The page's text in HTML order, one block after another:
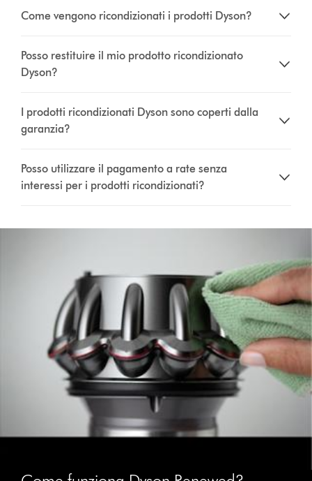
Come vengono ricondizionati i prodotti Dyson?
Posso restituire il mio prodotto ricondizionato
Dyson?
I prodotti ricondizionati Dyson sono coperti dalla
garanzia?
Posso utilizzare il pagamento a rate senza
interessi per i prodotti ricondizionati?